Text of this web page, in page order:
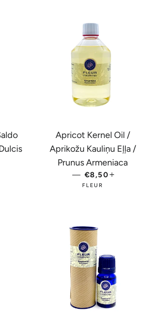
CENA
Apricot Kernel Oil /
Aprikožu Kauliņu Eļļa /
Prunus Armeniaca
— PARASTĀ CENA
€8,50
FLEUR